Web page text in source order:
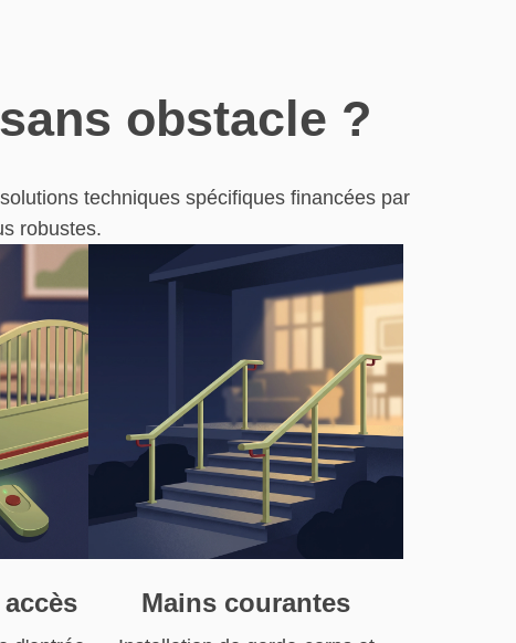
obstacle ?
techniques spécifiques financées par
robustes.
Mains courantes